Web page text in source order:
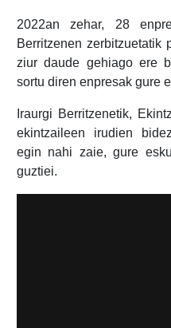
2022an zehar, 28
Berritzenen zerbitzuetatik
ziur daude gehiago ere
sortu diren enpresak gure
Iraurgi Berritzenetik,
ekintzaileen irudien
egin nahi zaie, gure
guztiei.